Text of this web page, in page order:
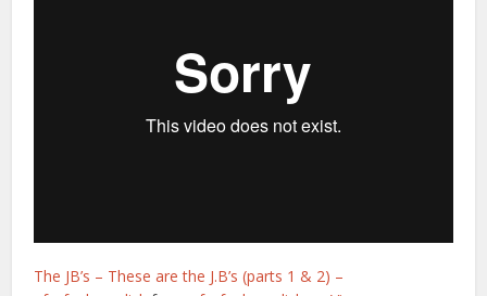
The JB’s – These are the J.B’s (parts 1 & 2) –